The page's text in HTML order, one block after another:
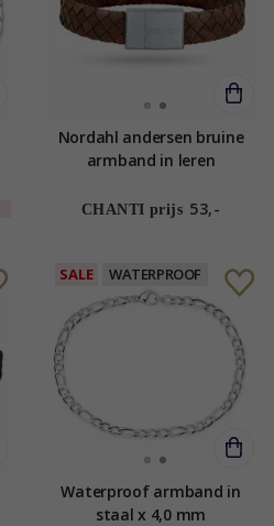
Nordahl andersen bruine
armband in leren
CHANTI prijs 53,-
SALE WATERPROOF
Waterproof armband in
staal x 4,0 mm